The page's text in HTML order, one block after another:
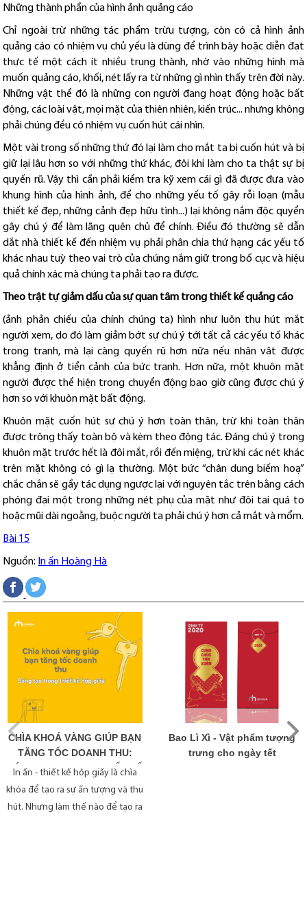
Những thành phần của hình ảnh quảng cáo
Chỉ ngoài trừ những tác phẩm trừu tượng, còn có cả hình ảnh
quảng cáo có nhiệm vụ chủ yếu là dùng để trình bày hoặc diễn đạt
thực tế một cách ít nhiều trung thành, nhờ vào những hình mà
muốn quảng cáo, khối, nét lấy ra từ những gì nhìn thấy trên đời này.
Những vật thể đó là những con người đang hoạt động hoặc bất
động, các loài vật, mọi mặt của thiên nhiên, kiến trúc... nhưng không
phải chúng đều có nhiệm vụ cuốn hút cái nhìn.
Một vài trong số những thứ đó lại làm cho mắt ta bị cuốn hút và bị
giữ lại lâu hơn so với những thứ khác, đôi khi làm cho ta thật sự bị
quyến rũ. Vậy thì cần phải kiểm tra kỹ xem cái gì đã được đưa vào
khung hình của hình ảnh, để cho những yếu tố gây rỗi loạn (mẫu
thiết kế đẹp, những cảnh đẹp hữu tình...) lại không nắm độc quyển
gây chú ý để làm lãng quên chủ để chính. Điều đó thường sẽ dẫn
dắt nhà thiết kế đến nhiệm vụ phải phân chia thứ hạng các yếu tố
khác nhau tuỳ theo vai trò của chúng nắm giữ trong bố cục và hiệu
quả chính xác mà chúng ta phải tạo ra được.
Theo trật tự giảm dấu của sự quan tâm trong thiết kế quảng cáo
(ảnh phản chiếu của chính chúng ta) hình như luôn thu hút mắt
người xem, do đó làm giảm bớt sự chú ý tới tất cả các yếu tố khác
trong tranh, mà lại càng quyến rũ hơn nữa nếu nhân vật được
khẳng định ở tiển cảnh của bức tranh. Hơn nữa, một khuôn mặt
người được thể hiện trong chuyển động bao giờ cũng được chú ý
hơn so với khuôn mặt bất động.
Khuôn mặt cuốn hút sự chú ý hơn toàn thân, trừ khi toàn thân
được trông thấy toàn bộ và kèm theo động tác. Đáng chú ý trong
khuôn mặt trước hết là đôi mắt, rồi đến miệng, trừ khi các nét khác
trên mặt không có gì lạ thường. Một bức “chân dung biếm hoạ”
chắc chắn sẽ gầy tác dụng ngược lại với nguyên tắc trên bằng cách
phóng đại một trong những nét phụ của mặt như đôi tai quá to
hoặc mũi dài ngoằng, buộc người ta phải chú ý hơn cả mắt và mổm.
Bài 15
Nguồn: In ấn Hoàng Hà
CHÌA KHOÁ VÀNG GIÚP BẠN
TĂNG TỐC DOANH THU:
SÁNG TẠO TRONG THIẾT KẾ
HỘP GIẤY
In ấn - thiết kế hộp giấy là chìa
khóa để tạo ra sự ấn tượng và thu
hút. Nhưng làm thế nào để tạo ra
Bao Lì Xì - Vật phẩm tượng
trưng cho ngày tết